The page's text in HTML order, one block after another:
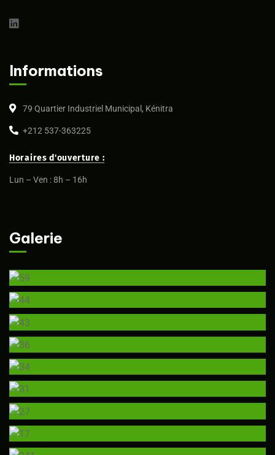
Informations
79 Quartier Industriel Municipal, Kénitra
+212 537-363225
Horaires d'ouverture :
Lun – Ven : 8h – 16h
Galerie